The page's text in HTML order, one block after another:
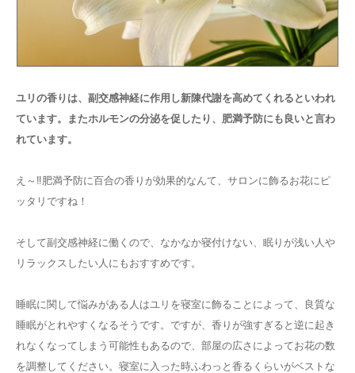
ユリの香りは、副交感神経に作用し新陳代謝を高めてくれるといわれ
ています。またホルモンの分泌を促したり、肥満予防にも良いと言わ
れています。
え～‼肥満予防に百合の香りが効果的なんて、サロンに飾るお花にピ
ッタリですね！
そして副交感神経に働くので、なかなか寝付けない、眠りが浅い人や
リラックスしたい人にもおすすめです。
睡眠に関して悩みがある人はユリを寝室に飾ることによって、良質な
睡眠がとれやすくなるそうです。ですが、香りが強すぎると逆に起き
れなくなってしまう可能性もあるので、部屋の広さによってお花の数
を調整してください。寝室に入った時ふわっと香るくらいがベストな